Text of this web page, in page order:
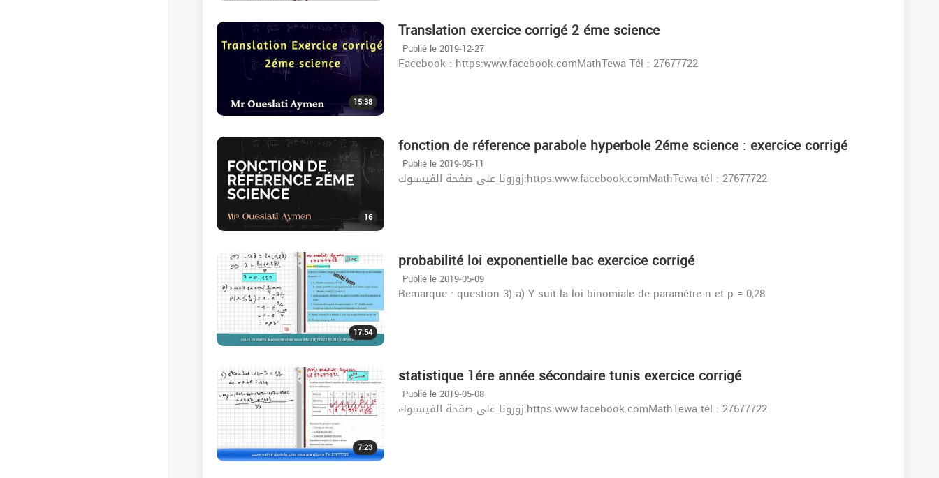
15:38
Translation exercice corrigé 2 éme science
Publié le 2019-12-27
Facebook : https:www.facebook.comMathTewa Tél : 27677722
16
fonction de réference parabole hyperbole 2éme science : exercice corrigé
Publié le 2019-05-11
زورونا على صفحة الفيسبوك:https:www.facebook.comMathTewa tél : 27677722
17:54
probabilité loi exponentielle bac exercice corrigé
Publié le 2019-05-09
Remarque : question 3) a) Y suit la loi binomiale de paramétre n et p = 0,28
7:23
statistique 1ére année sécondaire tunis exercice corrigé
Publié le 2019-05-08
زورونا على صفحة الفيسبوك:https:www.facebook.comMathTewa tél : 27677722